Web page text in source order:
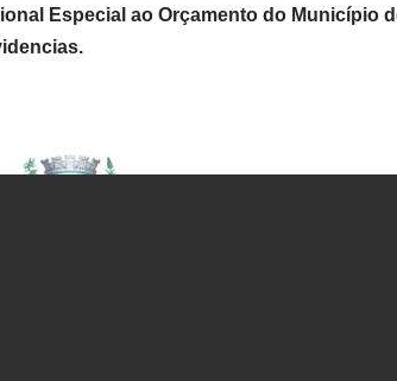
Especial ao Orçamento do Município